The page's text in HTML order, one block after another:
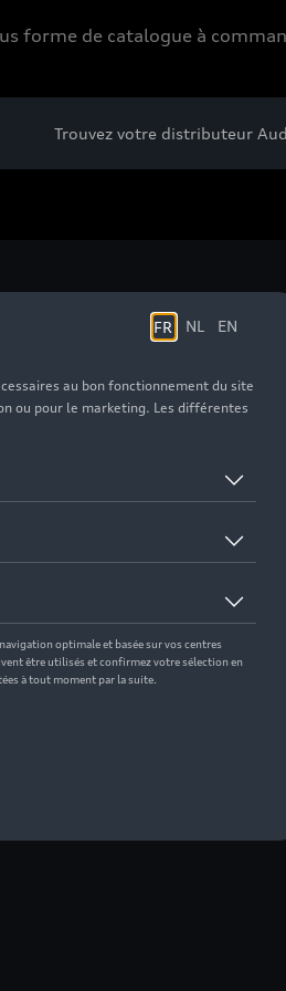
forme de catalogue à
Trouvez votre distributeur
Nombre